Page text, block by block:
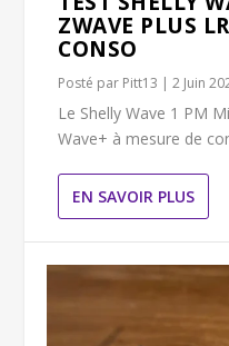
ZWAVE PLUS
CONSO
Posté par Pitt13 |2 Juin
Le Shelly Wave 1 PM
Wave+ à mesure de
EN SAVOIR PLUS